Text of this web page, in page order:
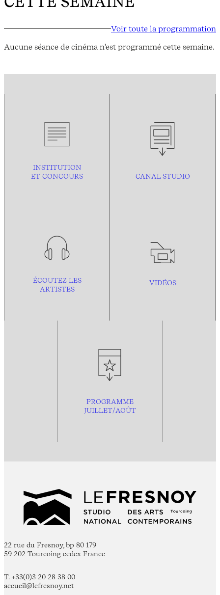
Voir toute la programmation
Aucune séance de cinéma n'est programmé cette semaine.
INSTITUTION
ET CONCOURS
CANAL STUDIO
ÉCOUTEZ LES
ARTISTES
VIDÉOS
PROGRAMME
JUILLET/AOÛT
22 rue du Fresnoy, bp 80 179
59 202 Tourcoing cedex France
T. +33(0)3 20 28 38 00
accueil@lefresnoy.net